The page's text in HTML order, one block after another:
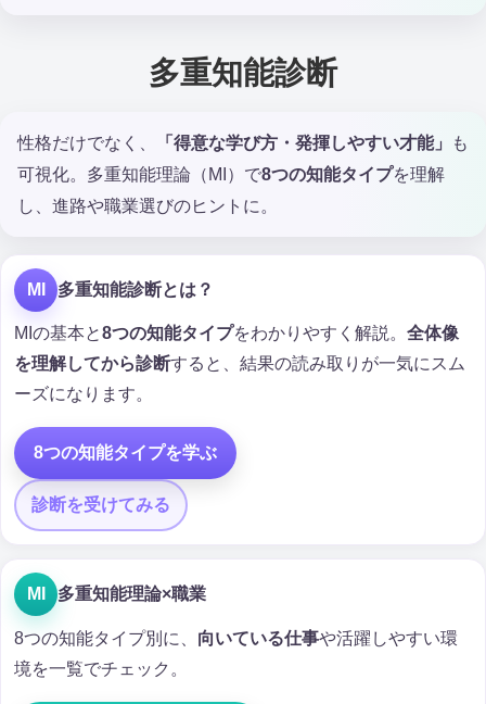
多重知能診断
性格だけでなく、 「得意な学び方・発揮しやすい才能」
も
可視化。多重知能理論（MI）で8つの知能タイプを理解
し、進路や職業選びのヒントに。
MI 多重知能診断とは？
MIの基本と8つの知能タイプをわかりやすく解説。 全体像
を理解してから診断すると、結果の読み取りが一気にスム
ーズになります。
8つの知能タイプを学ぶ
診断を受けてみる
MI 多重知能理論×職業
8つの知能タイプ別に、 向いている仕事や活躍しやすい環
境を一覧でチェック。